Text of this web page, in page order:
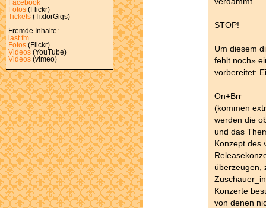
Facebook
Fotos (Flickr)
Tickets (TixforGigs)
Fremde Inhalte:
last.fm
Fotos (Flickr)
Videos (YouTube)
Videos (vimeo)
STOP!
Um diesem
fehlt noch»
vorbereitet:
On+Brr
(kommen
werden die
und das
Konzept des
überzeugen,
Konzerte
von denen